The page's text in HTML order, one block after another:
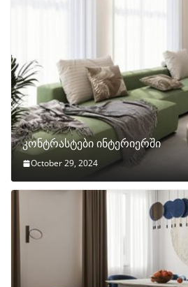
კონტრასტები ინტერიერში
October 29, 2024